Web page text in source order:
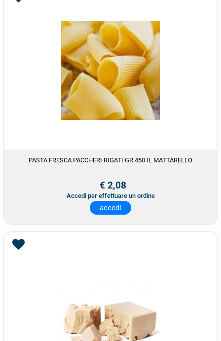
PASTA FRESCA PACCHERI RIGATI GR.450 IL MATTARELLO
€ 2,08
Accedi per effettuare un ordine
accedi